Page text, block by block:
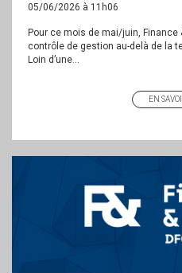
05/06/2026 à 11h06
Pour ce mois de mai/juin, Finance
contrôle de gestion au-delà de la
Loin d’une...
EN